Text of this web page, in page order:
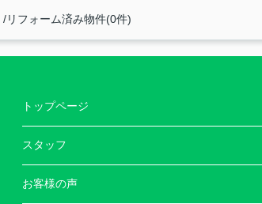
リフォーム済み物件(0件)
トップページ
スタッフ
お客様の声